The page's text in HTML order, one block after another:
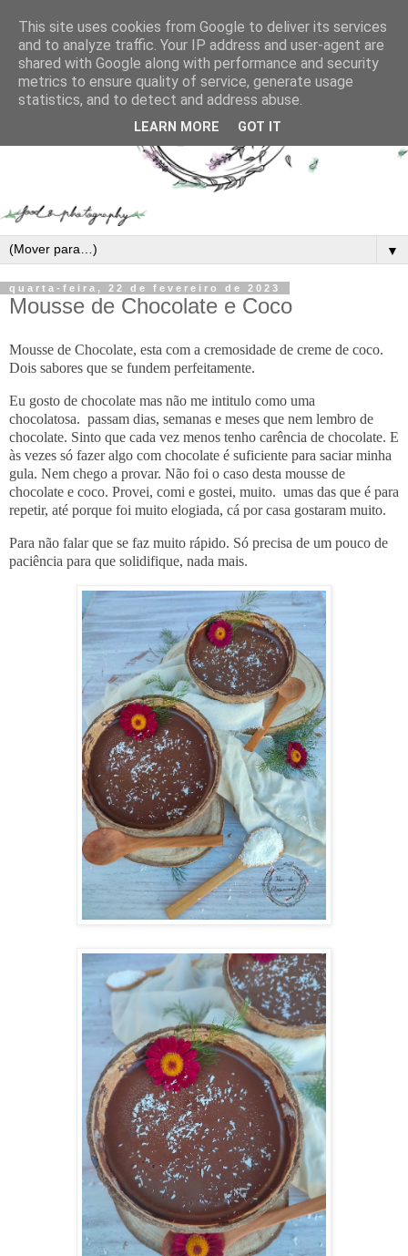
▼
quarta-feira, 22 de fevereiro de 2023
Mousse de Chocolate e Coco
Mousse de Chocolate, esta com a cremosidade de creme de coco.
Dois sabores que se fundem perfeitamente.
Eu gosto de chocolate mas não me intitulo como uma
chocolatosa. passam dias, semanas e meses que nem lembro de
chocolate. Sinto que cada vez menos tenho carência de chocolate. E
às vezes só fazer algo com chocolate é suficiente para saciar minha
gula. Nem chego a provar. Não foi o caso desta mousse de
chocolate e coco. Provei, comi e gostei, muito. umas das que é para
repetir, até porque foi muito elogiada, cá por casa gostaram muito.
Para não falar que se faz muito rápido. Só precisa de um pouco de
paciência para que solidifique, nada mais.
This site uses cookies from Google to deliver its services
and to analyze traffic. Your IP address and user-agent are
shared with Google along with performance and security
metrics to ensure quality of service, generate usage
statistics, and to detect and address abuse.
LEARN MORE GOT IT